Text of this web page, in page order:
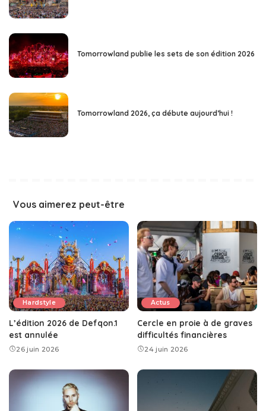
Tomorrowland publie les sets de son édition 2026
Tomorrowland 2026, ça débute aujourd’hui !
Vous aimerez peut-être
Hardstyle
L’édition 2026 de Defqon.1
est annulée
26 juin 2026
Actus
Cercle en proie à de graves
difficultés financières
24 juin 2026